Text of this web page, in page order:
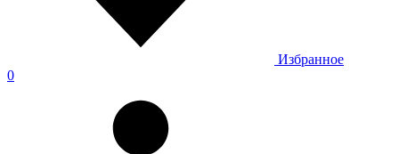
Избранное
0